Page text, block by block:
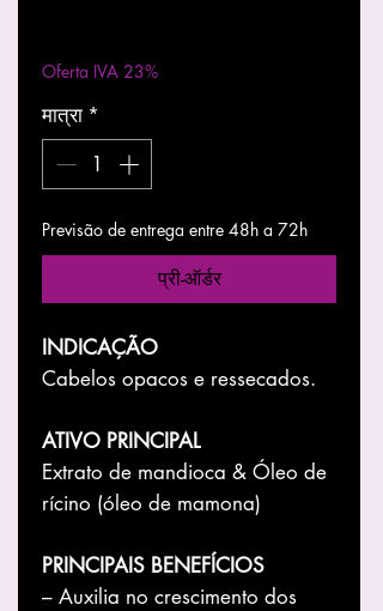
Oferta IVA 23%
मात्रा *
Previsão de entrega entre 48h a 72h
प्री-ऑर्डर
INDICAÇÃO
Cabelos opacos e ressecados.
ATIVO PRINCIPAL
Extrato de mandioca & Óleo de
rícino (óleo de mamona)
PRINCIPAIS BENEFÍCIOS
– Auxilia no crescimento dos